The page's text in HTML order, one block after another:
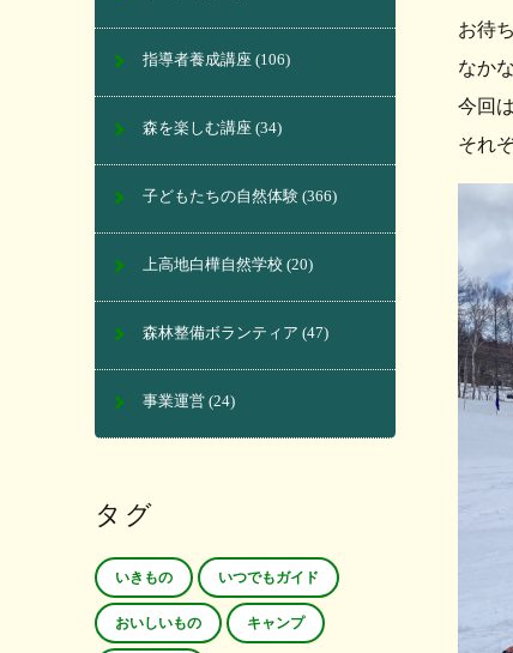
お待
なか
今回
それ
指導者養成講座 (106)
森を楽しむ講座 (34)
子どもたちの自然体験 (366)
上高地白樺自然学校 (20)
森林整備ボランティア (47)
事業運営 (24)
タグ
いきもの いつでもガイド
おいしいもの キャンプ